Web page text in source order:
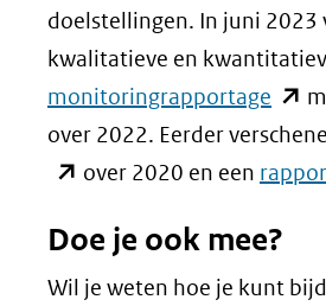
doelstellingen. In juni 2023
kwalitatieve en
monitoringrapportage
in
naar
over 2022. Eerder
over 2020 en een
Doe je ook mee?
Wil je weten hoe je kunt